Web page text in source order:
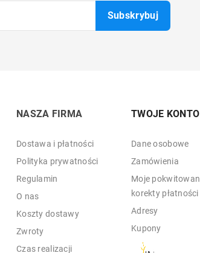
NASZA FIRMA
Dostawa i płatności
Polityka prywatności
Regulamin
O nas
Koszty dostawy
Zwroty
Czas realizacji
TWOJE KONTO
Dane osobowe
Zamówienia
Moje
korekty płatności
Adresy
Kupony